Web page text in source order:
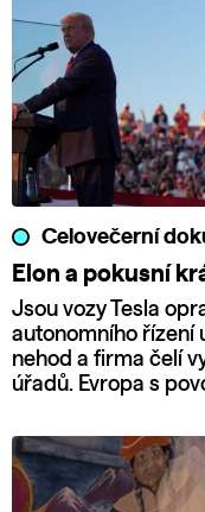
Celovečerní
Elon a pokusní
Jsou vozy Tesla
autonomního řízení
nehod a firma čelí
úřadů. Evropa s